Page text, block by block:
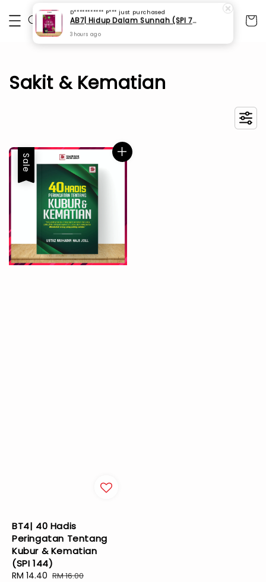
Sakit & Kematian
Sale
BT4| 40 Hadis
Peringatan Tentang
Kubur & Kematian
(SPI 144)
Sale
RM 14.40 Regular
RM 16.00
D*********** P*** just purchased
AB7| Hidup Dalam Sunnah (SPI 75)
3 hours ago